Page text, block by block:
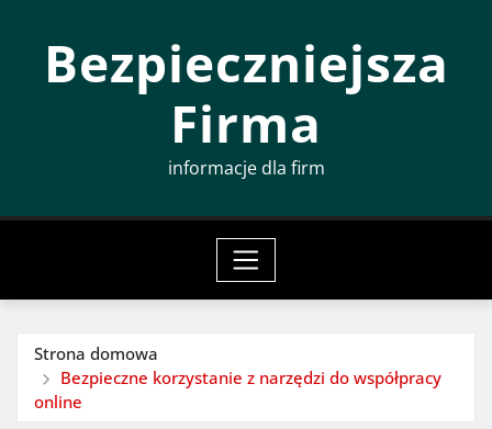
Bezpieczniejsza
Firma
informacje dla firm
Strona domowa
Bezpieczne korzystanie z narzędzi do współpracy
online